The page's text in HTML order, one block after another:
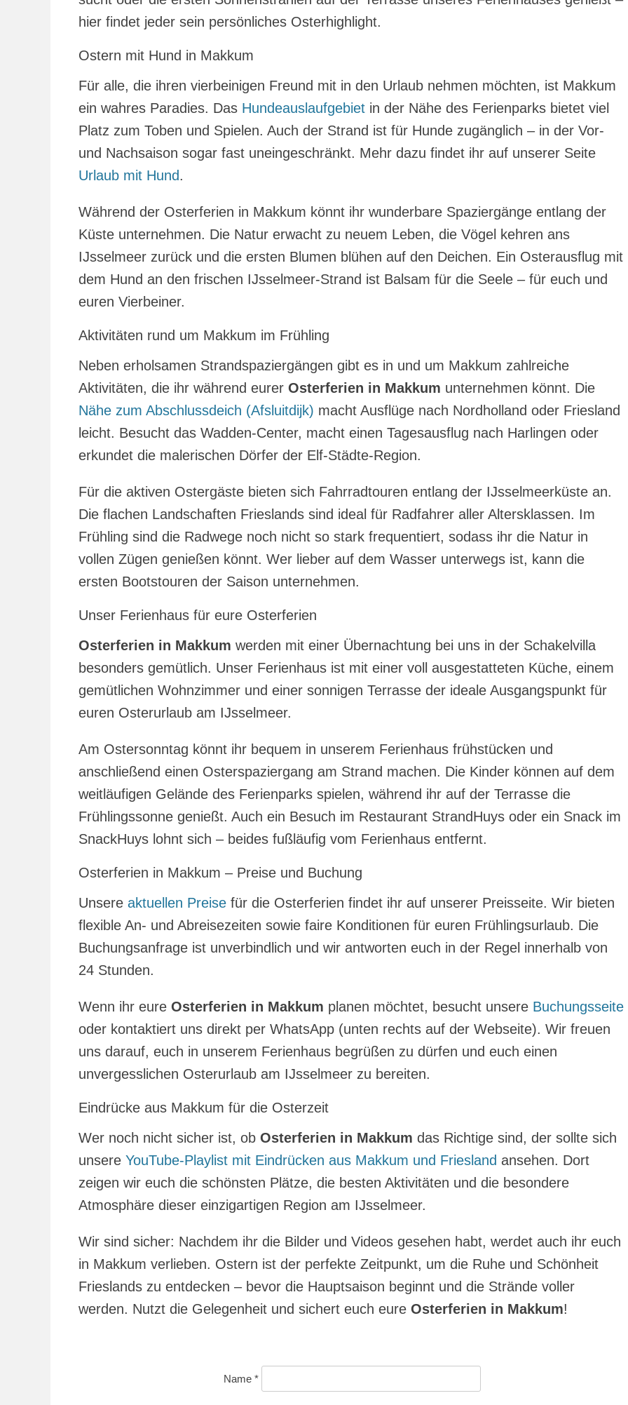
hier findet jeder sein persönliches Osterhighlight.
Ostern mit Hund in Makkum
Für alle, die ihren vierbeinigen Freund mit in den Urlaub nehmen möchten, ist Makkum
ein wahres Paradies. Das Hundeauslaufgebiet in der Nähe des Ferienparks bietet viel
Platz zum Toben und Spielen. Auch der Strand ist für Hunde zugänglich – in der Vor-
und Nachsaison sogar fast uneingeschränkt. Mehr dazu findet ihr auf unserer Seite
Urlaub mit Hund.
Während der Osterferien in Makkum könnt ihr wunderbare Spaziergänge entlang der
Küste unternehmen. Die Natur erwacht zu neuem Leben, die Vögel kehren ans
IJsselmeer zurück und die ersten Blumen blühen auf den Deichen. Ein Osterausflug mit
dem Hund an den frischen IJsselmeer-Strand ist Balsam für die Seele – für euch und
euren Vierbeiner.
Aktivitäten rund um Makkum im Frühling
Neben erholsamen Strandspaziergängen gibt es in und um Makkum zahlreiche
Aktivitäten, die ihr während eurer Osterferien in Makkum unternehmen könnt. Die
Nähe zum Abschlussdeich (Afsluitdijk) macht Ausflüge nach Nordholland oder Friesland
leicht. Besucht das Wadden-Center, macht einen Tagesausflug nach Harlingen oder
erkundet die malerischen Dörfer der Elf-Städte-Region.
Für die aktiven Ostergäste bieten sich Fahrradtouren entlang der IJsselmeerküste an.
Die flachen Landschaften Frieslands sind ideal für Radfahrer aller Altersklassen. Im
Frühling sind die Radwege noch nicht so stark frequentiert, sodass ihr die Natur in
vollen Zügen genießen könnt. Wer lieber auf dem Wasser unterwegs ist, kann die
ersten Bootstouren der Saison unternehmen.
Unser Ferienhaus für eure Osterferien
Osterferien in Makkum werden mit einer Übernachtung bei uns in der Schakelvilla
besonders gemütlich. Unser Ferienhaus ist mit einer voll ausgestatteten Küche, einem
gemütlichen Wohnzimmer und einer sonnigen Terrasse der ideale Ausgangspunkt für
euren Osterurlaub am IJsselmeer.
Am Ostersonntag könnt ihr bequem in unserem Ferienhaus frühstücken und
anschließend einen Osterspaziergang am Strand machen. Die Kinder können auf dem
weitläufigen Gelände des Ferienparks spielen, während ihr auf der Terrasse die
Frühlingssonne genießt. Auch ein Besuch im Restaurant StrandHuys oder ein Snack im
SnackHuys lohnt sich – beides fußläufig vom Ferienhaus entfernt.
Osterferien in Makkum – Preise und Buchung
Unsere aktuellen Preise für die Osterferien findet ihr auf unserer Preisseite. Wir bieten
flexible An- und Abreisezeiten sowie faire Konditionen für euren Frühlingsurlaub. Die
Buchungsanfrage ist unverbindlich und wir antworten euch in der Regel innerhalb von
24 Stunden.
Wenn ihr eure Osterferien in Makkum planen möchtet, besucht unsere Buchungsseite
oder kontaktiert uns direkt per WhatsApp (unten rechts auf der Webseite). Wir freuen
uns darauf, euch in unserem Ferienhaus begrüßen zu dürfen und euch einen
unvergesslichen Osterurlaub am IJsselmeer zu bereiten.
Eindrücke aus Makkum für die Osterzeit
Wer noch nicht sicher ist, ob Osterferien in Makkum das Richtige sind, der sollte sich
unsere YouTube-Playlist mit Eindrücken aus Makkum und Friesland ansehen. Dort
zeigen wir euch die schönsten Plätze, die besten Aktivitäten und die besondere
Atmosphäre dieser einzigartigen Region am IJsselmeer.
Wir sind sicher: Nachdem ihr die Bilder und Videos gesehen habt, werdet auch ihr euch
in Makkum verlieben. Ostern ist der perfekte Zeitpunkt, um die Ruhe und Schönheit
Frieslands zu entdecken – bevor die Hauptsaison beginnt und die Strände voller
werden. Nutzt die Gelegenheit und sichert euch eure Osterferien in Makkum!
Name *